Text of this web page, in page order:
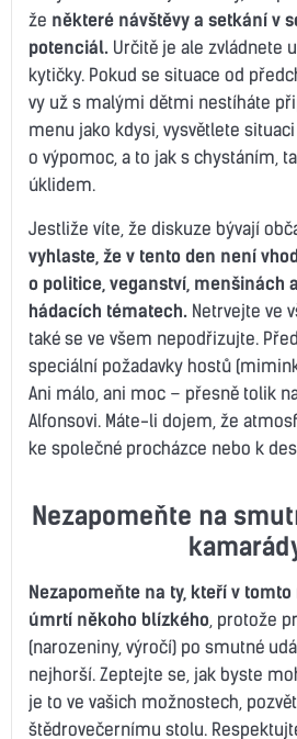
že některé návštěvy a setkání v
potenciál. Určitě je ale zvládnete
kytičky. Pokud se situace od
vy už s malými dětmi nestíháte
menu jako kdysi, vysvětlete
o výpomoc, a to jak s chystáním,
úklidem.
Jestliže víte, že diskuze bývají
vyhlaste, že v tento den není
o politice, veganství, menšinách
hádacích tématech. Netrvejte ve
také se ve všem nepodřizujte.
speciální požadavky hostů
Ani málo, ani moc – přesně tolik
Alfonsovi. Máte-li dojem, že
ke společné procházce nebo k
Nezapomeňte na
Nezapomeňte na ty, kteří v
úmrtí někoho blízkého , protože
(narozeniny, výročí) po smutné
nejhorší. Zeptejte se, jak byste
je to ve vašich možnostech,
štědrovečernímu stolu.